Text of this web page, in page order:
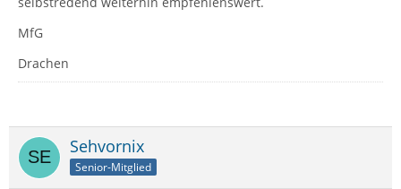
MfG
Drachen
Sehvornix
Senior-Mitglied